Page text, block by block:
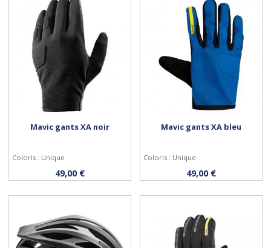
Personnaliser
Mavic gants XA noir
Coloris : Unique
49,00 € Personnaliser
Mavic gants XA bleu
Coloris : Unique
49,00 €